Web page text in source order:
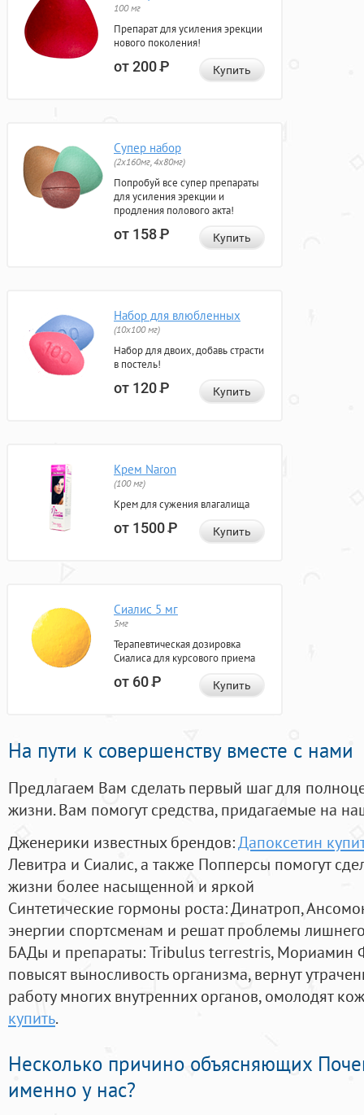
100 мг
Препарат для усиления эрекции
нового поколения!
от 200Р Купить
Супер набор
(2х160мг, 4х80мг)
Попробуй все супер препараты
для усиления эрекции и
продления полового акта!
от 158Р Купить
Набор для влюбленных
(10х100 мг)
Набор для двоих, добавь страсти
в постель!
от 120Р Купить
Крем Naron
(100 мг)
Крем для сужения влагалища
от 1500Р Купить
Сиалис 5 мг
5мг
Терапевтическая дозировка
Сиалиса для курсового приема
от 60Р Купить
На пути к совершенству вместе с нами
Предлагаем Вам сделать первый шаг для
жизни. Вам помогут средства, придагаемые на
Дженерики известных брендов:Дапоксетин
Левитра и Сиалис, а также Попперсы помогут
жизни более насыщенной и яркой
Синтетические гормоны роста: Динатроп,
энергии спортсменам и решат проблемы
БАДы и препараты:Tribulus terrestris, Мориамин
повысят выносливость организма, вернут
работу многих внутренних органов, омолодят
купить.
Несколько причино объясняющих
именно у нас?